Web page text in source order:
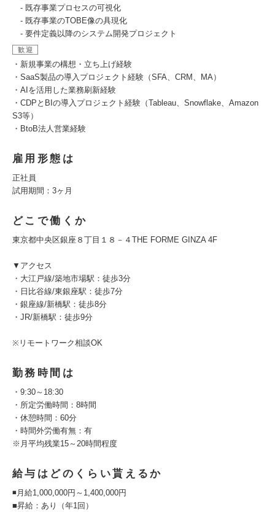
- 既存事業プロセスの可視化
- 既存事業のTOBE像の具現化
- 要件定義以降のシステム開発プロジェクト
歓迎
・新規事業の構想・立ち上げ経験
・SaaS製品の導入プロジェクト経験（SFA、CRM、MA）
・AIを活用した業務刷新経験
・CDPとBIの導入プロジェクト経験（Tableau、Snowflake、Amazon
S3等）
・BtoB法人営業経験
雇用形態は
正社員
試用期間：3ヶ月
どこで働くか
東京都中央区銀座８丁目１８－４THE FORME GINZA 4F
▼アクセス
・大江戸線/築地市場駅：徒歩3分
・日比谷線/東銀座駅：徒歩7分
・銀座線/新橋駅：徒歩8分
・JR/新橋駅：徒歩9分
※リモートワーク相談OK
勤務時間は
・9:30～18:30
・所定労働時間：8時間
・休憩時間：60分
・時間外労働有無：有
※月平均残業15～20時間程度
給与はどのくらい貰えるか
◾️月給1,000,000円～1,400,000円
■昇給：あり（年1回）